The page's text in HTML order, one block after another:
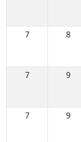
7
8
7
9
7
9